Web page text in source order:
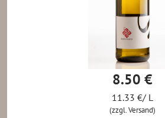
8.50 €
11.33 €/ L
(zzgl. Versand)